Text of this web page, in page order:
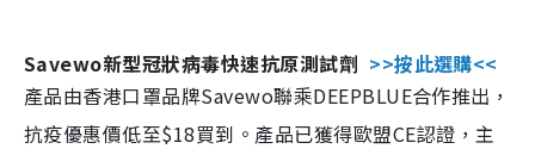
Savewo新型冠狀病毒快速抗原測試劑 >>按此選購<<
產品由香港口罩品牌Savewo聯乘DEEPBLUE合作推出，
抗疫優惠價低至$18買到。產品已獲得歐盟CE認證，主